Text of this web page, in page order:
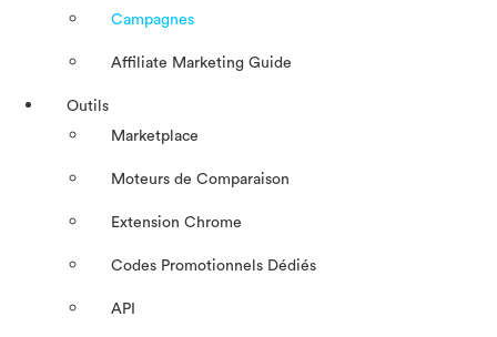
Campagnes
Affiliate Marketing Guide
Outils
Marketplace
Moteurs de Comparaison
Extension Chrome
Codes Promotionnels Dédiés
API